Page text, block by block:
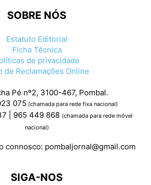
SOBRE NÓS
Estatuto Editorial
Ficha Técnica
de privacidade
de Reclamações Online
Pé nº2, 3100-467, Pombal.
075 (chamada para rede fixa nacional)
| 965 449 868 (chamada para rede móvel
nacional)
connosco: pombaljornal@gmail.com
SIGA-NOS